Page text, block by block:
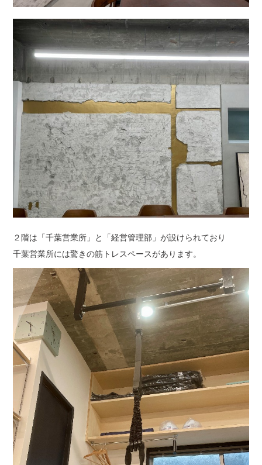
２階は「千葉営業所」と「経営管理部」が設けられており
千葉営業所には驚きの筋トレスペースがあります。